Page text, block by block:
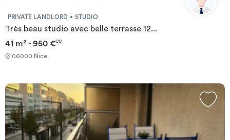
PRIVATE LANDLORD STUDIO
Très beau studio avec belle terrasse 12...
41 m² - 950 €CC
06000 Nice